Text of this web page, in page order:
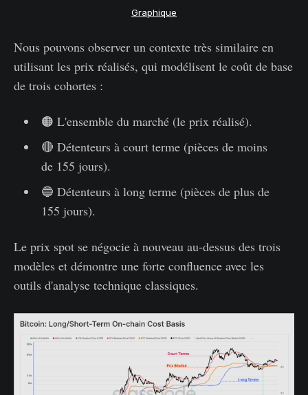
Graphique
Nous pouvons observer un contexte très similaire en
utilisant les prix réalisés, qui modélisent le coût de base
de trois cohortes :
🟠 L'ensemble du marché (le prix réalisé).
🔴 Détenteurs à court terme (pièces de moins
de 155 jours).
🔵 Détenteurs à long terme (pièces de plus de
155 jours).
Le prix spot se négocie à nouveau au-dessus des trois
modèles et démontre une forte confluence avec les
outils d'analyse technique classiques.